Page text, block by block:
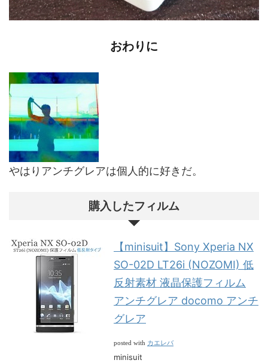
おわりに
やはりアンチグレアは個人的に好きだ。
購入したフィルム
【minisuit】Sony Xperia NX
SO-02D LT26i (NOZOMI) 低
反射素材 液晶保護フィルム
アンチグレア docomo アンチ
グレア
posted with カエレバ
minisuit